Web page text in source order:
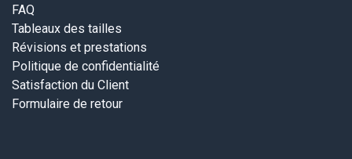
FAQ
Tableaux des tailles
Révisions et prestations
Politique de confidentialité
Satisfaction du Client
Formulaire de retour